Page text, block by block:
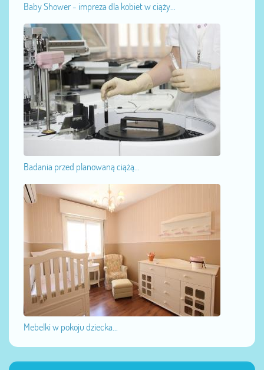
Baby Shower - impreza dla kobiet w ciąży...
Badania przed planowaną ciążą...
Mebelki w pokoju dziecka...